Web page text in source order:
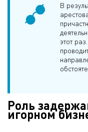
В
этот
Роль
игорном